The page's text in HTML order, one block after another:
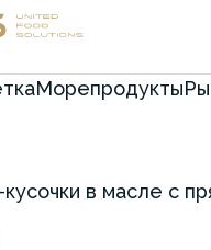
Морепродукты
в масле с